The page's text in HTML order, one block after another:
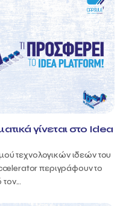
γίνεται στο Idea
τεχνολογικών ιδεών του
περιγράφουν το